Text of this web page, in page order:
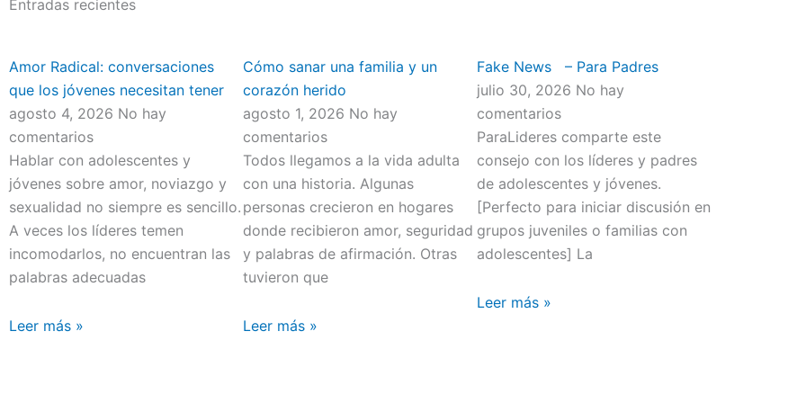
Entradas recientes
Amor Radical: conversaciones
que los jóvenes necesitan tener
agosto 4, 2026 No hay
comentarios
Hablar con adolescentes y
jóvenes sobre amor, noviazgo y
sexualidad no siempre es sencillo.
A veces los líderes temen
incomodarlos, no encuentran las
palabras adecuadas
Leer más »
Cómo sanar una familia y un
corazón herido
agosto 1, 2026 No hay
comentarios
Todos llegamos a la vida adulta
con una historia. Algunas
personas crecieron en hogares
donde recibieron amor, seguridad
y palabras de afirmación. Otras
tuvieron que
Leer más »
Fake News – Para Padres
julio 30, 2026 No hay
comentarios
ParaLideres comparte este
consejo con los líderes y padres
de adolescentes y jóvenes.
[Perfecto para iniciar discusión en
grupos juveniles o familias con
adolescentes] La
Leer más »